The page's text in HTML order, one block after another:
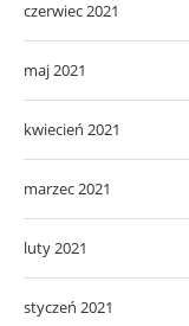
czerwiec 2021
maj 2021
kwiecień 2021
marzec 2021
luty 2021
styczeń 2021